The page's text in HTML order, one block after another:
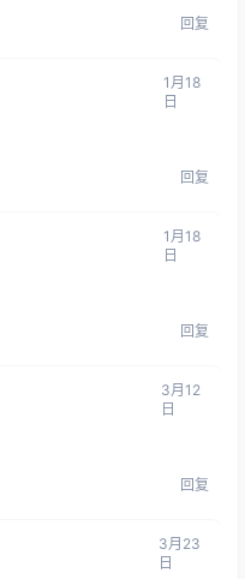
回复
1月18
日
回复
1月18
日
回复
3月12
日
回复
3月23
日